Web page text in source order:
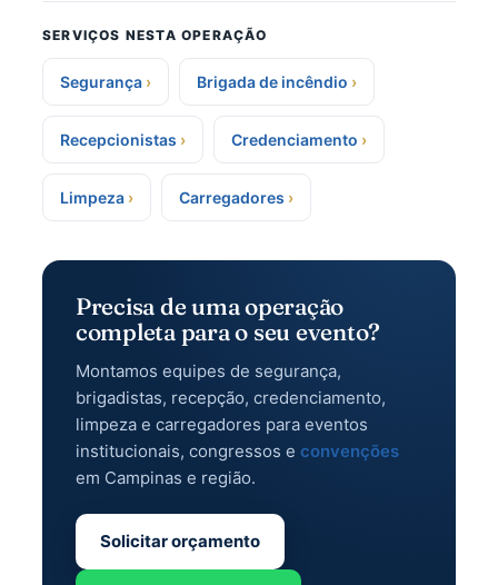
SERVIÇOS NESTA OPERAÇÃO
Segurança Brigada de incêndio
Recepcionistas Credenciamento
Limpeza Carregadores
Precisa de uma operação
completa para o seu evento?
Montamos equipes de segurança,
brigadistas, recepção, credenciamento,
limpeza e carregadores para eventos
institucionais, congressos e convenções
em Campinas e região.
Solicitar orçamento